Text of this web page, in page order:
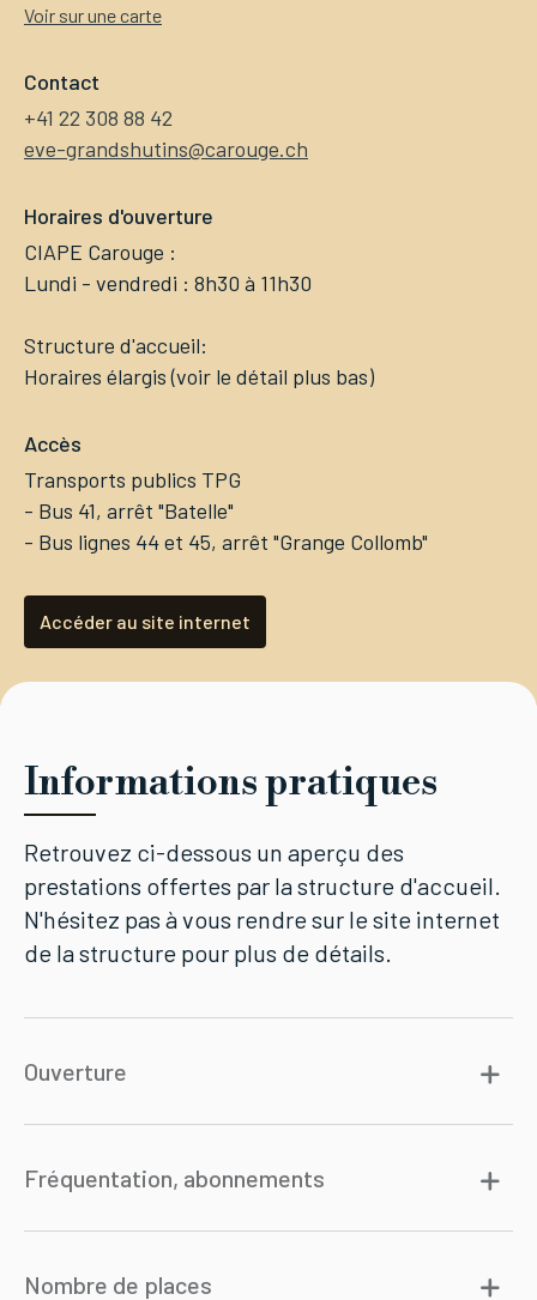
Voir sur une carte
Contact
+41 22 308 88 42
eve-grandshutins@carouge.ch
Horaires d'ouverture
CIAPE Carouge :
Lundi - vendredi : 8h30 à 11h30
Structure d'accueil:
Horaires élargis (voir le détail plus bas)
Accès
Transports publics TPG
- Bus 41, arrêt "Batelle"
- Bus lignes 44 et 45, arrêt "Grange Collomb"
Accéder au site internet
Informations pratiques
Retrouvez ci-dessous un aperçu des
prestations offertes par la structure d'accueil.
N'hésitez pas à vous rendre sur le site internet
de la structure pour plus de détails.
Ouverture
Fréquentation, abonnements
Nombre de places